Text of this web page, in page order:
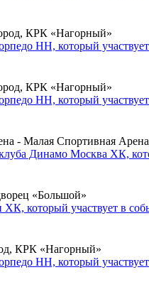
КРК «Нагорный»
КРК «Нагорный»
- Малая Спортивная Арена
«Большой»
КРК «Нагорный»